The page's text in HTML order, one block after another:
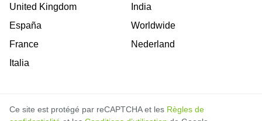
United Kingdom
España
France
Italia
India
Worldwide
Nederland
Ce site est protégé par reCAPTCHA et les Règles de